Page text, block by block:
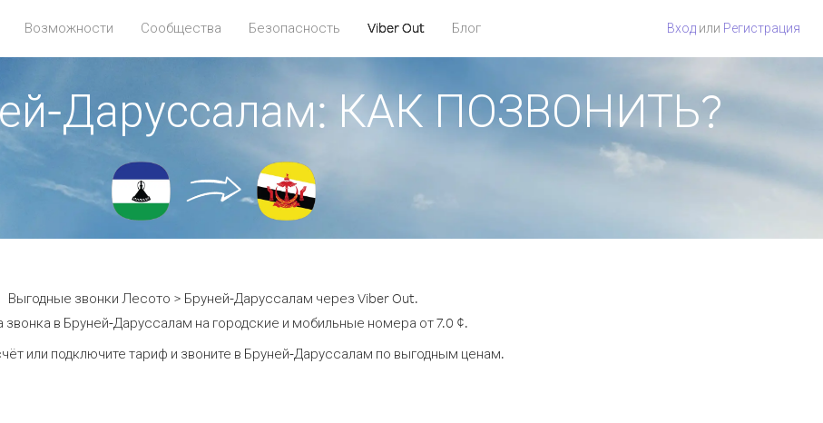
Возможности Сообщества Безопасность Viber Out Блог Вход или Регистрация
Даруссалам: КАК ПОЗВОНИТЬ?
Выгодные звонки Лесото > Бруней-Даруссалам через Viber Out.
звонка в Бруней-Даруссалам на городские и мобильные номера от 7.0 ¢.
или подключите тариф и звоните в Бруней-Даруссалам по выгодным ценам.